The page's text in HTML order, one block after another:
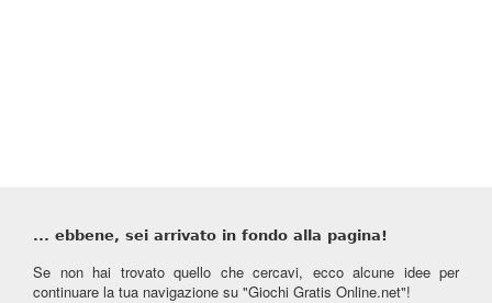
... ebbene, sei arrivato in fondo alla pagina!
Se non hai trovato quello che cercavi, ecco alcune idee per
continuare la tua navigazione su "Giochi Gratis Online.net"!